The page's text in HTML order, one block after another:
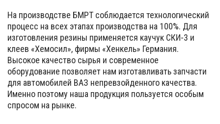
На производстве БМРТ соблюдается технологический
процесс на всех этапах производства на 100%. Для
изготовления резины применяется каучук СКИ-3 и
клеев «Хемосил», фирмы «Хенкель» Германия.
Высокое качество сырья и современное
оборудование позволяет нам изготавливать запчасти
для автомобилей ВАЗ непревзойденного качества.
Именно поэтому наша продукция пользуется особым
спросом на рынке.